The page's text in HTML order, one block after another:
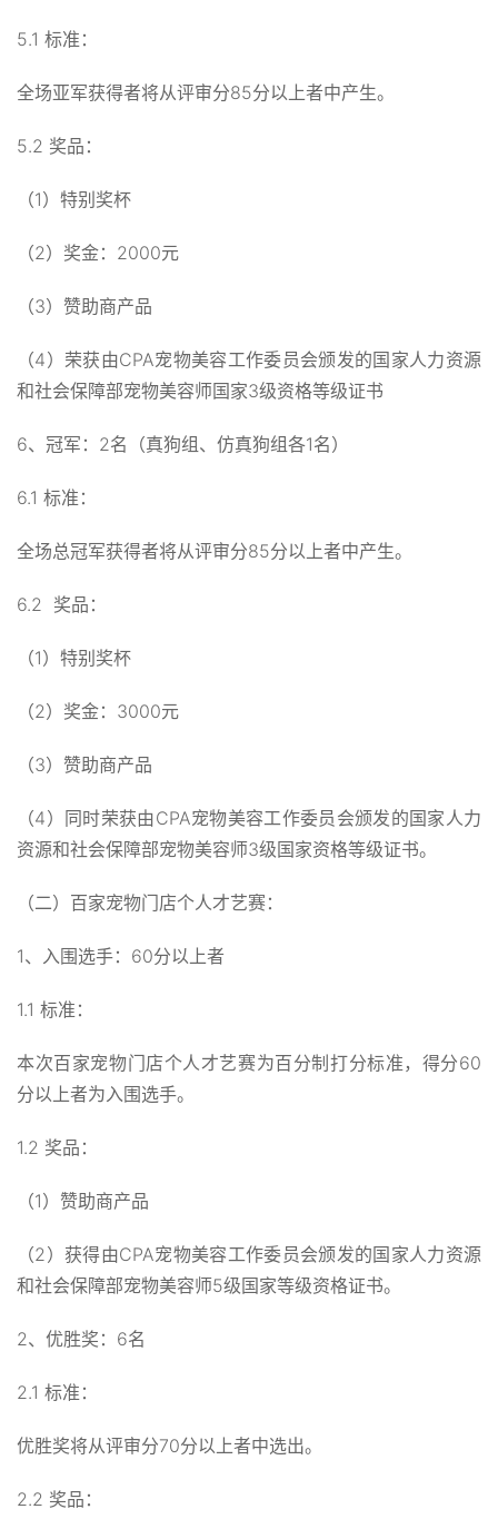
5.1 标准：
全场亚军获得者将从评审分85分以上者中产生。
5.2 奖品：
（1）特别奖杯
（2）奖金：2000元
（3）赞助商产品
（4）荣获由CPA宠物美容工作委员会颁发的国家人力资源
和社会保障部宠物美容师国家3级资格等级证书
6、冠军：2名（真狗组、仿真狗组各1名）
6.1 标准：
全场总冠军获得者将从评审分85分以上者中产生。
6.2 奖品：
（1）特别奖杯
（2）奖金：3000元
（3）赞助商产品
（4）同时荣获由CPA宠物美容工作委员会颁发的国家人力
资源和社会保障部宠物美容师3级国家资格等级证书。
（二）百家宠物门店个人才艺赛：
1、入围选手：60分以上者
1.1 标准：
本次百家宠物门店个人才艺赛为百分制打分标准，得分60
分以上者为入围选手。
1.2 奖品：
（1）赞助商产品
（2）获得由CPA宠物美容工作委员会颁发的国家人力资源
和社会保障部宠物美容师5级国家等级资格证书。
2、优胜奖：6名
2.1 标准：
优胜奖将从评审分70分以上者中选出。
2.2 奖品：